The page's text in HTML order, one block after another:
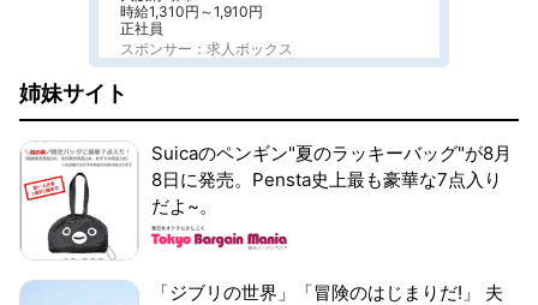
時給1,310円～1,910円
正社員
スポンサー：求人ボックス
姉妹サイト
Suicaのペンギン"夏のラッキーバッグ"が8月
8日に発売。Pensta史上最も豪華な7点入り
だよ~。
「ジブリの世界」「冒険のはじまりだ!」 夫